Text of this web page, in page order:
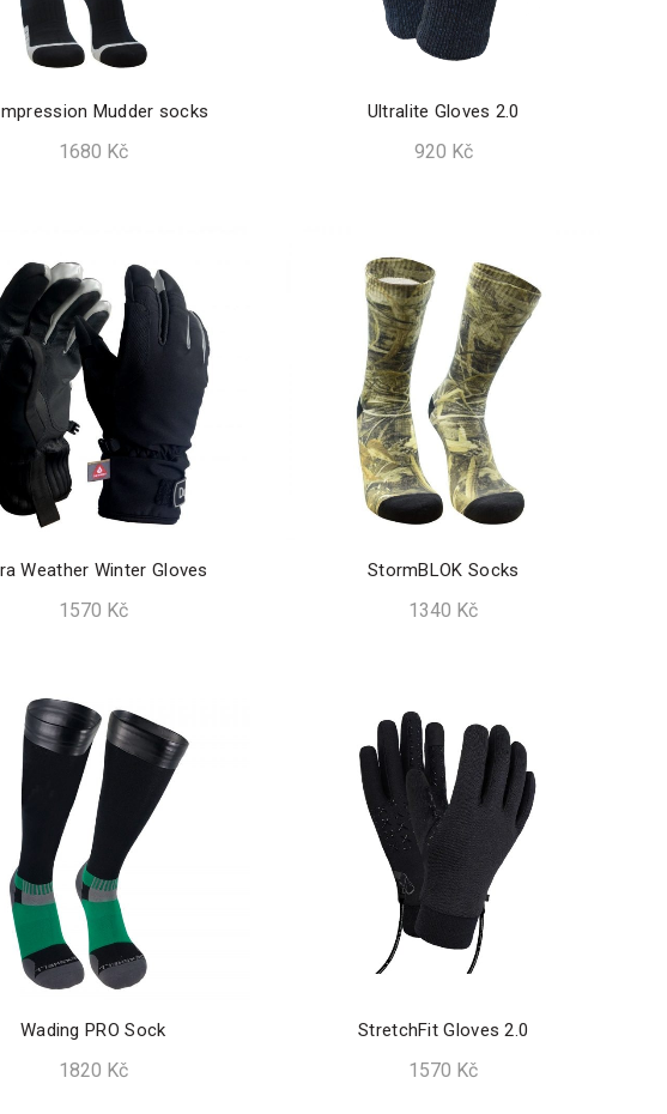
Mudder socks
1680 Kč
Ultralite Gloves 2.0
920 Kč
Weather Winter Gloves
1570 Kč
StormBLOK Socks
1340 Kč
Wading PRO Sock
1820 Kč
StretchFit Gloves 2.0
1570 Kč